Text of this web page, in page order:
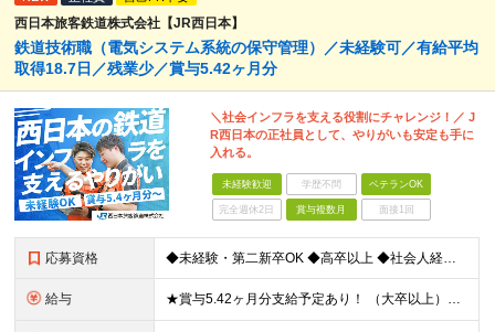
西日本旅客鉄道株式会社【JR西日本】
鉄道技術職（電気システム系統の保守管理）／未経験可／有給平均
取得18.7日／残業少／賞与5.42ヶ月分
＼社会インフラを支える役割にチャレンジ！／ J
R西日本の正社員として、やりがいも安定も手に
入れる。
未経験歓迎 学歴不問 ベテランOK
完全週休2日 賞与複数月 面接1回
応募資格 ◆未経験・第二新卒OK ◆高卒以上 ◆社会人経験（就労経験）がある方 └業界・ポジション・年数不問 〈20～30代の社員が多数活躍中！〉 若手からベテランまで、さまざまな方が在籍。 前職経験を活かし
給与 ★賞与5.42ヶ月分支給予定あり！ （大卒以上）月給24万1,692円～39万5,780円＋各種手当＋賞与2回 （高卒以上）月給22万2,662円～39万5,780円＋各種手当＋賞与2回 ※上記は